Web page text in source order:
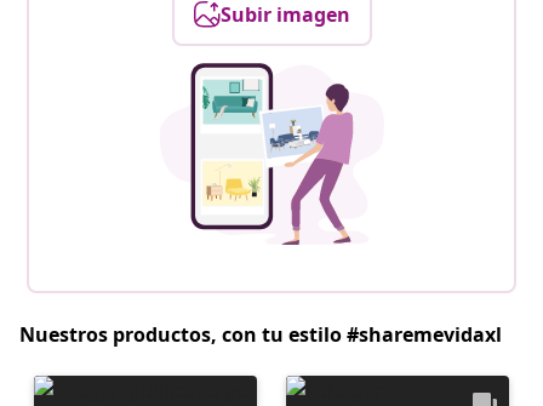
Subir imagen
Nuestros productos, con tu estilo #sharemevidaxl